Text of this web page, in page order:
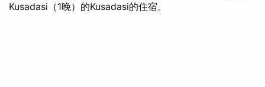
Kusadasi（1晚）的Kusadasi的住宿。